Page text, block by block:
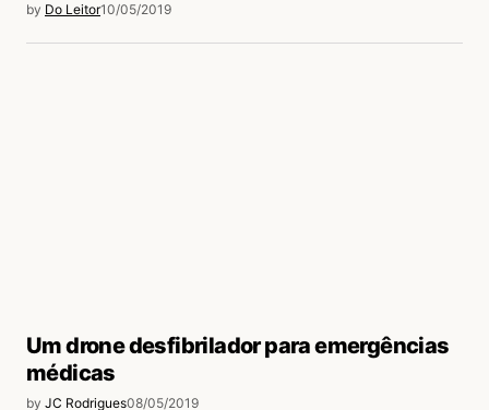
by Do Leitor10/05/2019
Um drone desfibrilador para emergências
médicas
by JC Rodrigues08/05/2019